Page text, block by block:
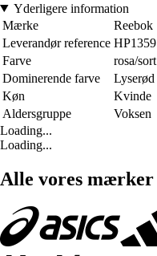
Yderligere information
Mærke
Reebok
Leverandør reference HP1359
Farve
rosa/sort
Dominerende farve
Lyserød
Køn
Kvinde
Aldersgruppe
Voksen
Loading...
Loading...
Alle vores mærker